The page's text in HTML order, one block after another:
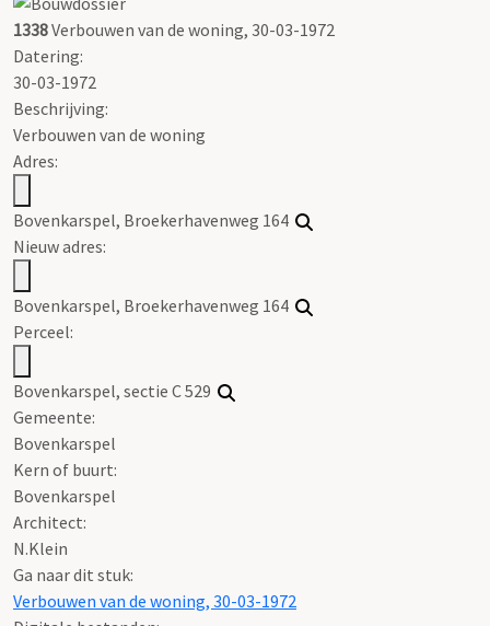
1338Verbouwen van de woning, 30-03-1972
Datering:
30-03-1972
Beschrijving:
Verbouwen van de woning
Adres:
Bovenkarspel, Broekerhavenweg 164
Nieuw adres:
Bovenkarspel, Broekerhavenweg 164
Perceel:
Bovenkarspel, sectie C 529
Gemeente:
Bovenkarspel
Kern of buurt:
Bovenkarspel
Architect:
N.Klein
Ga naar dit stuk:
Verbouwen van de woning, 30-03-1972